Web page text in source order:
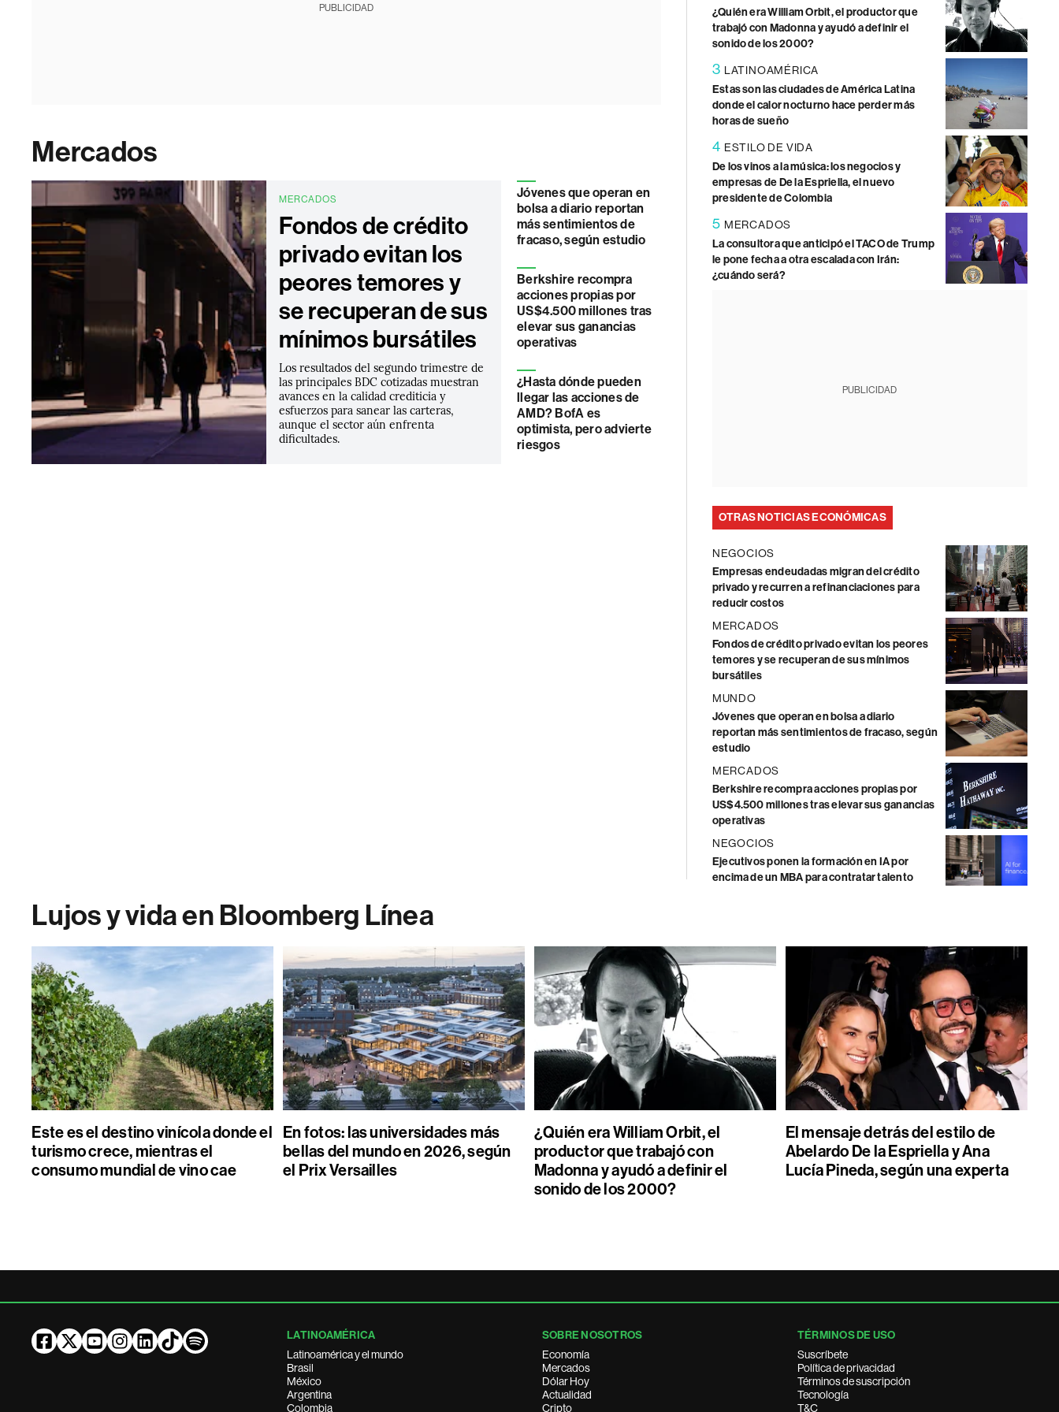
PUBLICIDAD
Mercados
MERCADOS
Fondos de crédito
privado evitan los
peores temores y
se recuperan de sus
mínimos bursátiles
Los resultados del segundo trimestre de
las principales BDC cotizadas muestran
avances en la calidad crediticia y
esfuerzos para sanear las carteras,
aunque el sector aún enfrenta
dificultades.
Jóvenes que operan en
bolsa a diario reportan
más sentimientos de
fracaso, según estudio
Berkshire recompra
acciones propias por
US$4.500 millones tras
elevar sus ganancias
operativas
¿Hasta dónde pueden
llegar las acciones de
AMD? BofA es
optimista, pero advierte
riesgos
¿Quién era William Orbit, el productor que
trabajó con Madonna y ayudó a definir el
sonido de los 2000?
3 LATINOAMÉRICA
Estas son las ciudades de América Latina
donde el calor nocturno hace perder más
horas de sueño
4 ESTILO DE VIDA
De los vinos a la música: los negocios y
empresas de De la Espriella, el nuevo
presidente de Colombia
5 MERCADOS
La consultora que anticipó el TACO de Trump
le pone fecha a otra escalada con Irán:
¿cuándo será?
PUBLICIDAD
OTRAS NOTICIAS ECONÓMICAS
NEGOCIOS
Empresas endeudadas migran del crédito
privado y recurren a refinanciaciones para
reducir costos
MERCADOS
Fondos de crédito privado evitan los peores
temores y se recuperan de sus mínimos
bursátiles
MUNDO
Jóvenes que operan en bolsa a diario
reportan más sentimientos de fracaso, según
estudio
MERCADOS
Berkshire recompra acciones propias por
US$4.500 millones tras elevar sus ganancias
operativas
NEGOCIOS
Ejecutivos ponen la formación en IA por
encima de un MBA para contratar talento
Lujos y vida en Bloomberg Línea
Este es el destino vinícola donde el
turismo crece, mientras el
consumo mundial de vino cae
En fotos: las universidades más
bellas del mundo en 2026, según
el Prix Versailles
¿Quién era William Orbit, el
productor que trabajó con
Madonna y ayudó a definir el
sonido de los 2000?
El mensaje detrás del estilo de
Abelardo De la Espriella y Ana
Lucía Pineda, según una experta
LATINOAMÉRICA
Latinoamérica y el mundo
Brasil
México
Argentina
Colombia
SOBRE NOSOTROS
Economía
Mercados
Dólar Hoy
Actualidad
Cripto
TÉRMINOS DE USO
Suscríbete
Política de privacidad
Términos de suscripción
Tecnología
T&C